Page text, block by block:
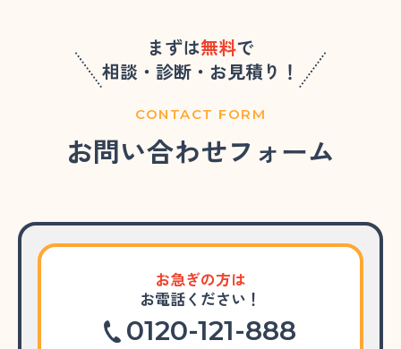
まずは無料で
相談・診断・お見積り！
CONTACT FORM
お問い合わせフォーム
お急ぎの方は
お電話ください！
0120-121-888